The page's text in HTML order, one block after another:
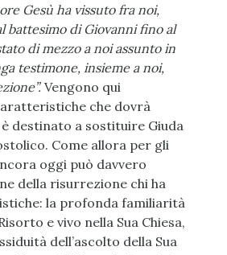
Gesù ha vissuto fra noi,
battesimo di Giovanni fino al
di mezzo a noi assunto in
testimone, insieme a noi,
Vengono qui
che dovrà
destinato a sostituire Giuda
Come allora per gli
oggi può davvero
della risurrezione chi ha
la profonda familiarità
e vivo nella Sua Chiesa,
dell’ascolto della Sua